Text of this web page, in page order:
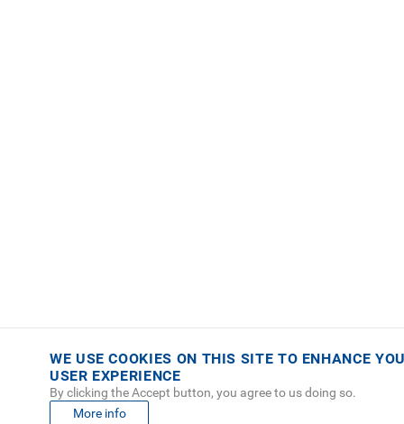
WE USE COOKIES ON THIS SITE TO ENHANCE
USER EXPERIENCE
By clicking the Accept button, you agree to us doing so.
More info